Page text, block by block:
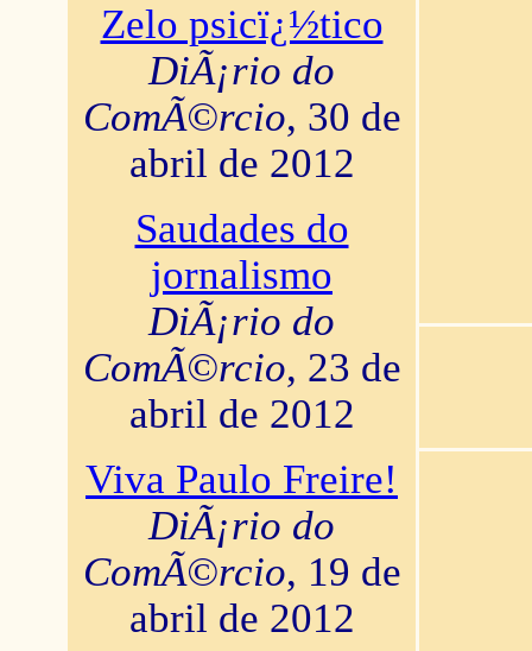
Zelo psicï¿½tico
DiÃ¡rio do
ComÃ©rcio, 30 de
abril de 2012
Saudades do
jornalismo
DiÃ¡rio do
ComÃ©rcio, 23 de
abril de 2012
Viva Paulo Freire!
DiÃ¡rio do
ComÃ©rcio, 19 de
abril de 2012